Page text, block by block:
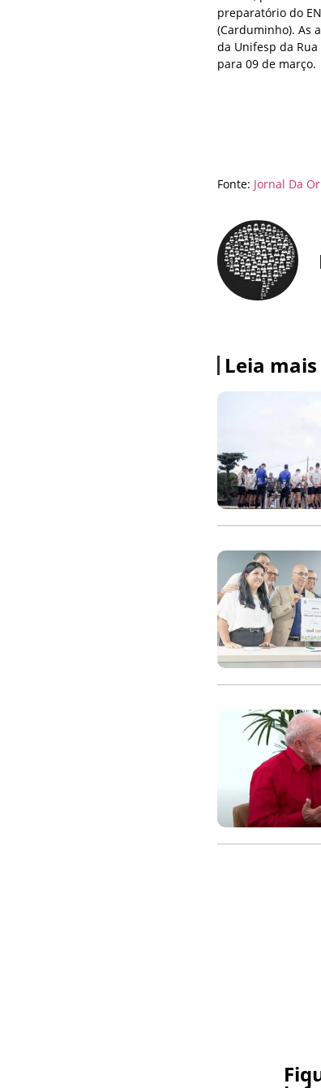
preparatório do
(Carduminho). As
da Unifesp da
para 09 de março.
Fonte: Jornal Da
Leia mais